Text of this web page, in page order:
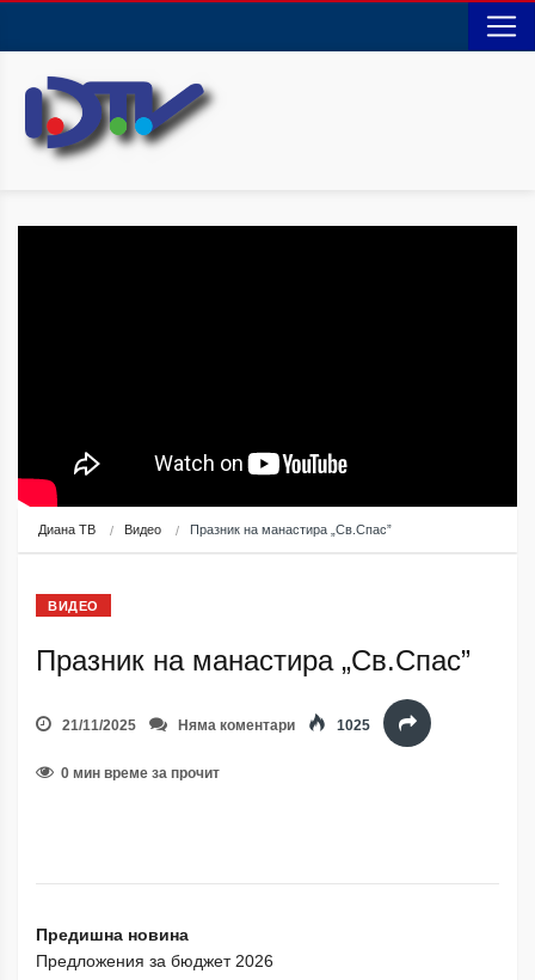
Диана ТВ Видео Празник на манастира „Св.Спас”
ВИДЕО
Празник на манастира „Св.Спас”
21/11/2025 Няма коментари 1025
0 мин време за прочит
Предишна новина
Предложения за бюджет 2026